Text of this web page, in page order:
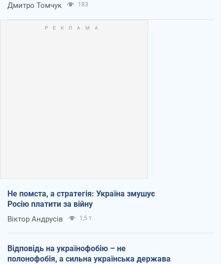
Дмитро Томчук 183
Не помста, а стратегія: Україна змушує
Росію платити за війну
Віктор Андрусів 1,5 т.
Відповідь на українофобію – не
полонофобія, а сильна українська держава